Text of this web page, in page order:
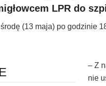
LPR do
(13 maja) po godzinie
– Z
nie